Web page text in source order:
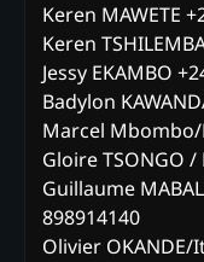
Keren MAWETE
Keren
Jessy EKAMBO
Badylon
Marcel Mbombo/
Gloire TSONGO /
Guillaume
898914140
Olivier OKANDE/